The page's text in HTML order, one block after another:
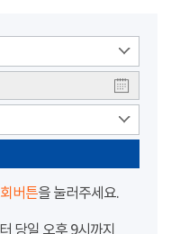
버튼을 눌러주세요.
당일 오후 9시까지